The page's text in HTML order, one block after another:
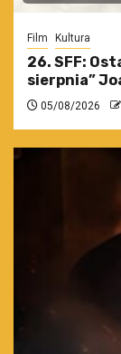
Film Kultura
26. SFF:
sierpnia”
05/08/2026